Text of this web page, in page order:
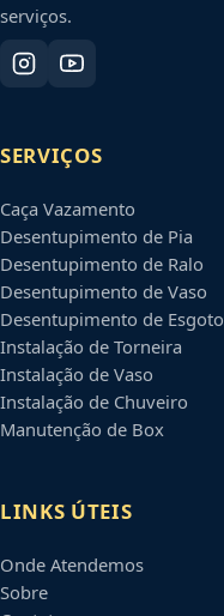
serviços.
SERVIÇOS
Caça Vazamento
Desentupimento de Pia
Desentupimento de Ralo
Desentupimento de Vaso
Desentupimento de Esgoto
Instalação de Torneira
Instalação de Vaso
Instalação de Chuveiro
Manutenção de Box
LINKS ÚTEIS
Onde Atendemos
Sobre